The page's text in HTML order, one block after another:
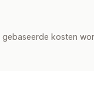
kosten